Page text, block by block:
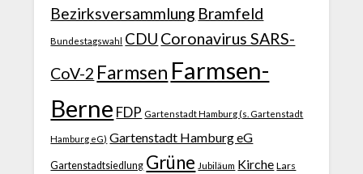
Bezirksversammlung Bramfeld
Bundestagswahl CDU Coronavirus SARS-
CoV-2 Farmsen Farmsen-
Berne FDP Gartenstadt Hamburg (s. Gartenstadt
Hamburg eG) Gartenstadt Hamburg eG
Gartenstadtsiedlung Grüne Jubiläum Kirche Lars